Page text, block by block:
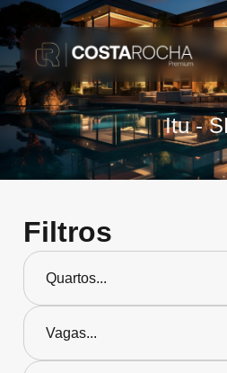
Itu -
Filtros